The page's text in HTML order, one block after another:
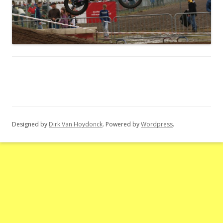
Designed by Dirk Van Hoydonck. Powered byWordpress.